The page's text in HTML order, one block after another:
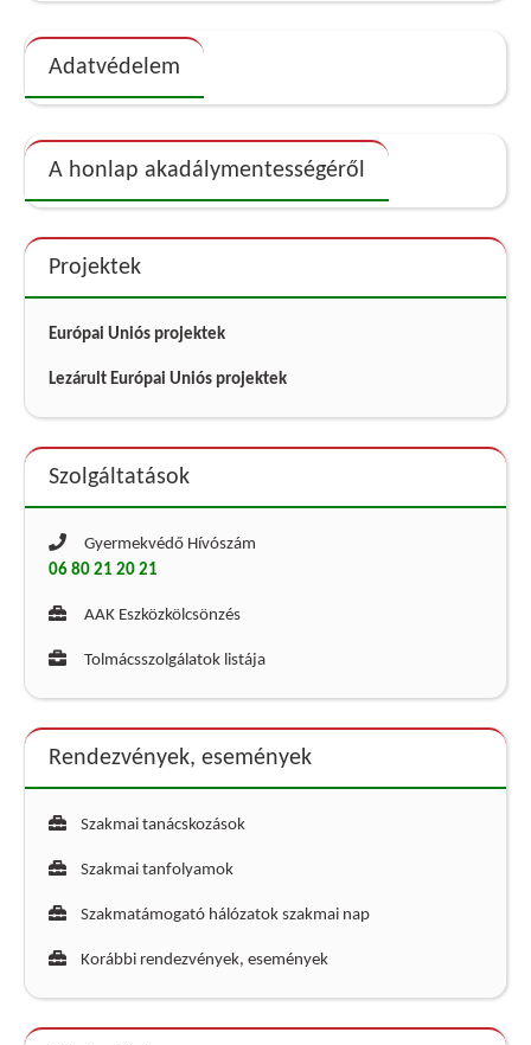
Adatvédelem
A honlap akadálymentességéről
Projektek
Európai Uniós projektek
Lezárult Európai Uniós projektek
Szolgáltatások
Gyermekvédő Hívószám
06 80 21 20 21
AAK Eszközkölcsönzés
Tolmácsszolgálatok listája
Rendezvények, események
Szakmai tanácskozások
Szakmai tanfolyamok
Szakmatámogató hálózatok szakmai nap
Korábbi rendezvények, események